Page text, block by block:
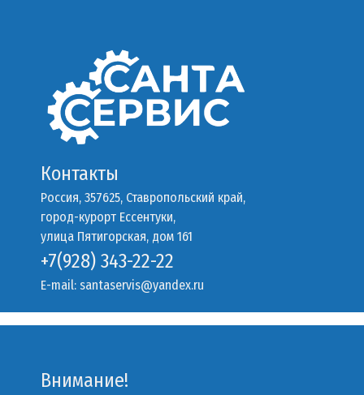
Контакты
Россия, 357625, Ставропольский край,
город-курорт Ессентуки,
улица Пятигорская, дом 161
+7(928) 343-22-22
E-mail: santaservis@yandex.ru
Внимание!